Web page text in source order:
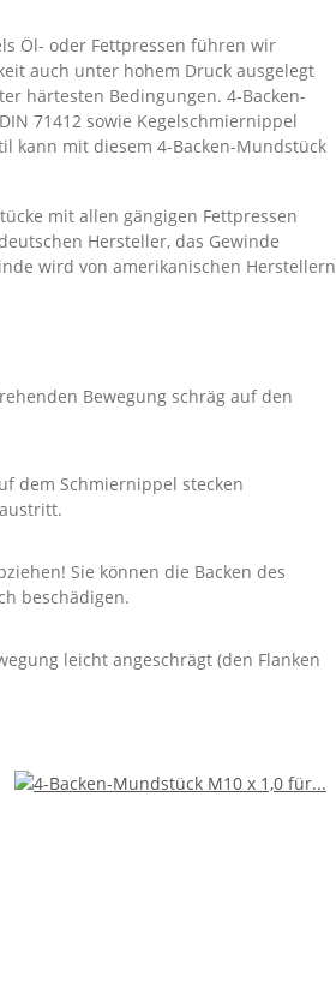
Öl- oder Fettpressen führen wir
auch unter hohem Druck ausgelegt
härtesten Bedingungen. 4-Backen-
71412 sowie Kegelschmiernippel
kann mit diesem 4-Backen-Mundstück
mit allen gängigen Fettpressen
Hersteller, das Gewinde
wird von amerikanischen Herstellern
Bewegung schräg auf den
dem Schmiernippel stecken
Sie können die Backen des
beschädigen.
leicht angeschrägt (den Flanken